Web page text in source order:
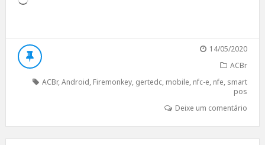
14/05/2020
ACBr
ACBr,Android, Firemonkey, gertedc, mobile, nfc-e, nfe, smart
pos
Deixe um comentário